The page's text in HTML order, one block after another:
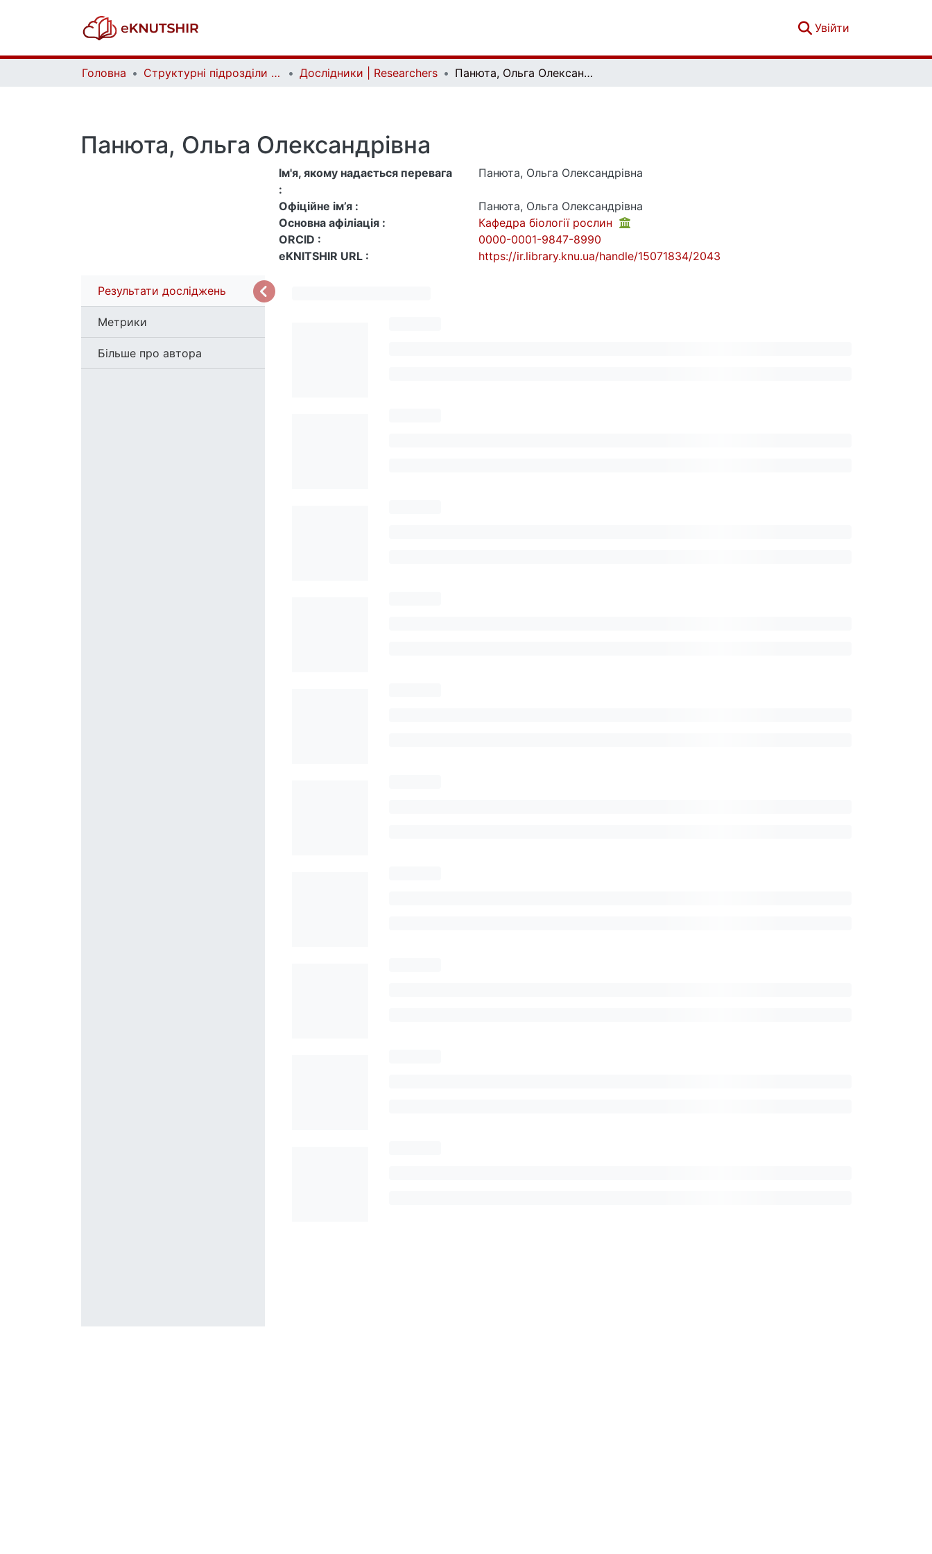
Увійти
Головна Структурні підрозділи Київського національного університету імені Тараса Шевченка та Організації | Faculties, Institutes and Departments of Taras Shevchenko National University of Kyiv and Organizations Дослідники | Researchers Панюта, Ольга Олександрівна
Панюта, Ольга Олександрівна
Ім'я, якому надається перевага
:
Панюта, Ольга Олександрівна
Офіційне ім’я :
Панюта, Ольга Олександрівна
Основна афіліація :
Кафедра біології рослин
ORCID :
0000-0001-9847-8990
eKNITSHIR URL :
https://ir.library.knu.ua/handle/15071834/2043
Результати досліджень
Метрики
Більше про автора